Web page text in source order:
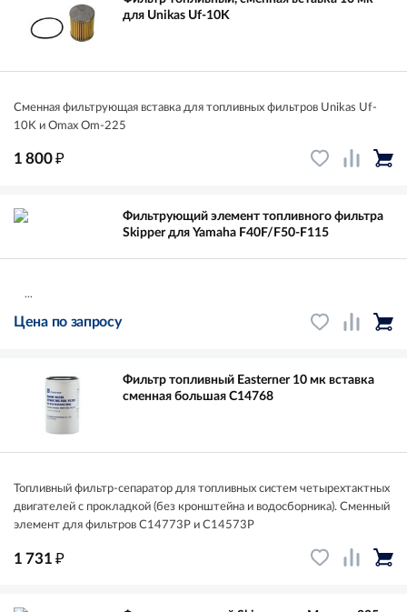
для Unikas Uf-10K
Сменная фильтрующая вставка для топливных фильтров Unikas Uf-
10K и Omax Om-225
1 800₽
Фильтрующий элемент топливного фильтра
Skipper для Yamaha F40F/F50-F115
...
Цена по запросу
Фильтр топливный Easterner 10 мк вставка
сменная большая C14768
Топливный фильтр-сепаратор для топливных систем четырехтактных
двигателей с прокладкой (без кронштейна и водосборника). Сменный
элемент для фильтров C14773P и C14573P
1 731₽